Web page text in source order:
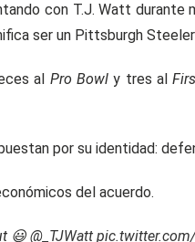
con T.J. Watt durante
ser un Pittsburgh
al Pro Bowly tres al
por su identidad:
del acuerdo.
😃 @_TJWatt